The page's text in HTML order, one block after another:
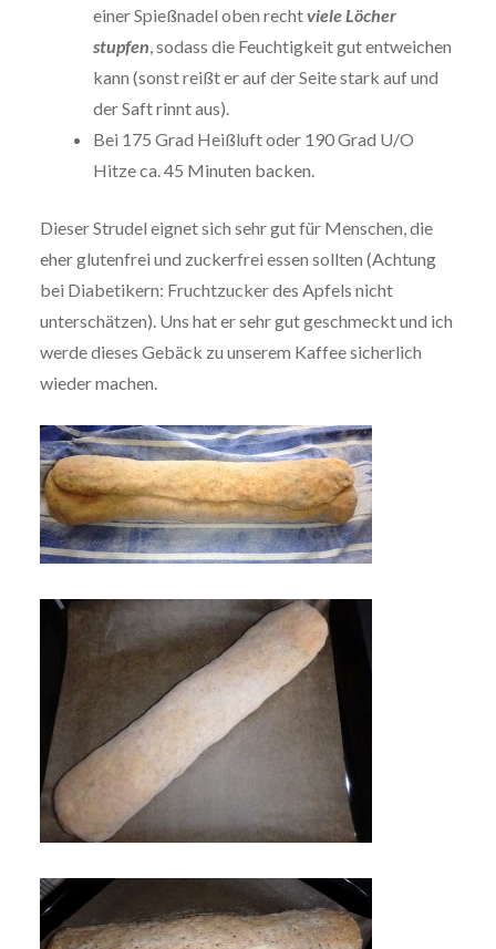
einer Spießnadel oben rechtviele Löcher
stupfen, sodass die Feuchtigkeit gut entweichen
kann (sonst reißt er auf der Seite stark auf und
der Saft rinnt aus).
Bei 175 Grad Heißluft oder 190 Grad U/O
Hitze ca. 45 Minuten backen.
Dieser Strudel eignet sich sehr gut für Menschen, die
eher glutenfrei und zuckerfrei essen sollten (Achtung
bei Diabetikern: Fruchtzucker des Apfels nicht
unterschätzen). Uns hat er sehr gut geschmeckt und ich
werde dieses Gebäck zu unserem Kaffee sicherlich
wieder machen.